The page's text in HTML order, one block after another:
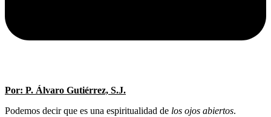
Por: P. Álvaro Gutiérrez, S.J.
Podemos decir que es una espiritualidad de los ojos abiertos.